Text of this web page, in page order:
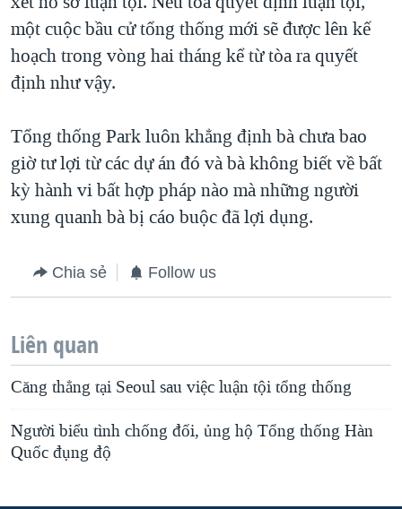
một cuộc bầu cử tổng thống mới sẽ được lên kế
hoạch trong vòng hai tháng kể từ tòa ra quyết
định như vậy.
Tổng thống Park luôn khẳng định bà chưa bao
giờ tư lợi từ các dự án đó và bà không biết về bất
kỳ hành vi bất hợp pháp nào mà những người
xung quanh bà bị cáo buộc đã lợi dụng.
Chia sẻ Follow us
Liên quan
Căng thẳng tại Seoul sau việc luận tội tổng thống
Người biểu tình chống đối, ủng hộ Tổng thống Hàn
Quốc đụng độ